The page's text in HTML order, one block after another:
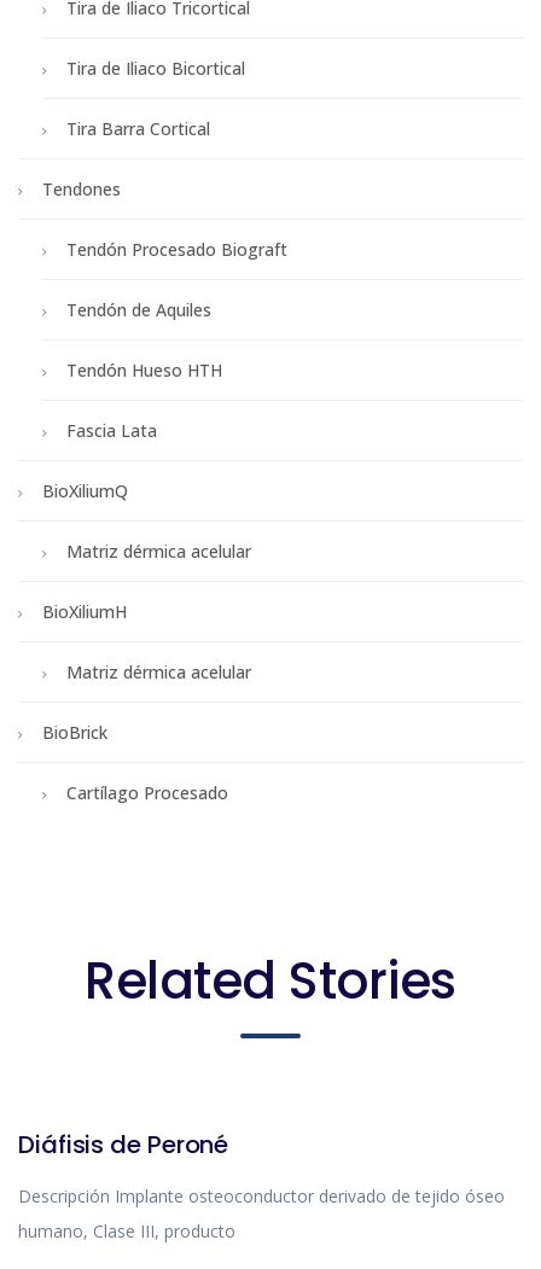
Tira de Iliaco Tricortical
Tira de Iliaco Bicortical
Tira Barra Cortical
Tendones
Tendón Procesado Biograft
Tendón de Aquiles
Tendón Hueso HTH
Fascia Lata
BioXiliumQ
Matriz dérmica acelular
BioXiliumH
Matriz dérmica acelular
BioBrick
Cartílago Procesado
Related Stories
Diáfisis de Peroné
Descripción Implante osteoconductor derivado de tejido óseo
humano, Clase III, producto